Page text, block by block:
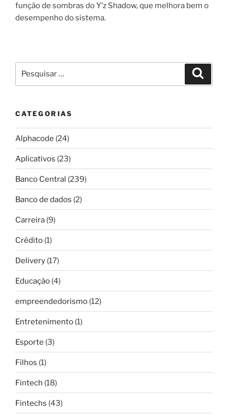
função de sombras do Y’z Shadow, que melhora bem o
desempenho do sistema.
por:
CATEGORIAS
Alphacode (24)
Aplicativos (23)
Banco Central (239)
Banco de dados (2)
Carreira (9)
Crédito (1)
Delivery (17)
Educação (4)
empreendedorismo (12)
Entretenimento (1)
Esporte (3)
Filhos (1)
Fintech (18)
Fintechs (43)